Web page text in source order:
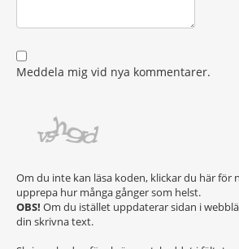
Meddela mig vid nya kommentarer.
Om du inte kan läsa koden, klickar du här för
upprepa hur många gånger som helst.
OBS! Om du istället uppdaterar sidan i
din skrivna text.